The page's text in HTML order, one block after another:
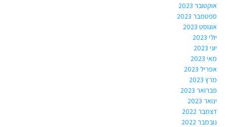
אוקטובר 2023
ספטמבר 2023
אוגוסט 2023
יולי 2023
יוני 2023
מאי 2023
אפריל 2023
מרץ 2023
פברואר 2023
ינואר 2023
דצמבר 2022
נובמבר 2022